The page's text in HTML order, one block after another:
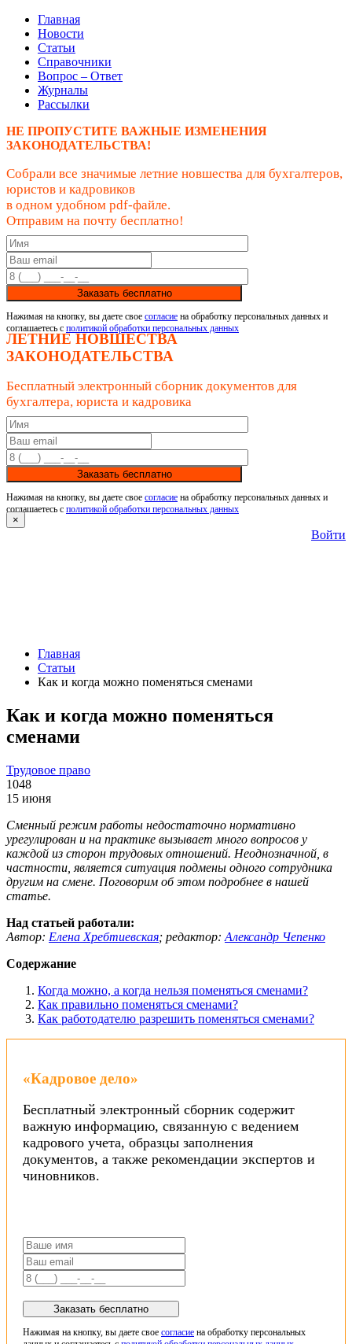
Главная
Новости
Статьи
Справочники
Вопрос – Ответ
Журналы
Рассылки
НЕ ПРОПУСТИТЕ ВАЖНЫЕ ИЗМЕНЕНИЯ
ЗАКОНОДАТЕЛЬСТВА!
Собрали все значимые летние новшества для бухгалтеров,
юристов и кадровиков
в одном удобном pdf-файле.
Отправим на почту бесплатно!
Заказать бесплатно
Нажимая на кнопку, вы даете свое согласие на обработку персональных данных и
соглашаетесь с политикой обработки персональных данных
ЛЕТНИЕ НОВШЕСТВА
ЗАКОНОДАТЕЛЬСТВА
Бесплатный электронный сборник документов для
бухгалтера, юриста и кадровика
Заказать бесплатно
Нажимая на кнопку, вы даете свое согласие на обработку персональных данных и
соглашаетесь с политикой обработки персональных данных
×
Войти
Главная
Статьи
Как и когда можно поменяться сменами
Как и когда можно поменяться
сменами
Трудовое право
1048
15 июня
Сменный режим работы недостаточно нормативно
урегулирован и на практике вызывает много вопросов у
каждой из сторон трудовых отношений. Неоднозначной, в
частности, является ситуация подмены одного сотрудника
другим на смене. Поговорим об этом подробнее в нашей
статье.
Над статьей работали:
Автор: Елена Хребтиевская; редактор: Александр Чепенко
Содержание
Когда можно, а когда нельзя поменяться сменами?
Как правильно поменяться сменами?
Как работодателю разрешить поменяться сменами?
«Кадровое дело»
Бесплатный электронный сборник содержит
важную информацию, связанную с ведением
кадрового учета, образцы заполнения
документов, а также рекомендации экспертов и
чиновников.
Заказать бесплатно
Нажимая на кнопку, вы даете свое согласие на обработку персональных